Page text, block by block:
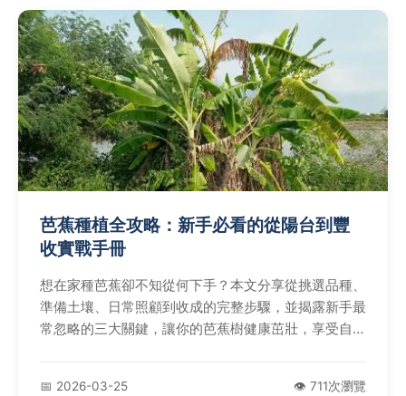
芭蕉種植全攻略：新手必看的從陽台到豐
收實戰手冊
想在家種芭蕉卻不知從何下手？本文分享從挑選品種、
準備土壤、日常照顧到收成的完整步驟，並揭露新手最
常忽略的三大關鍵，讓你的芭蕉樹健康茁壯，享受自種
📅 2026-03-25 👁️ 711次瀏覽